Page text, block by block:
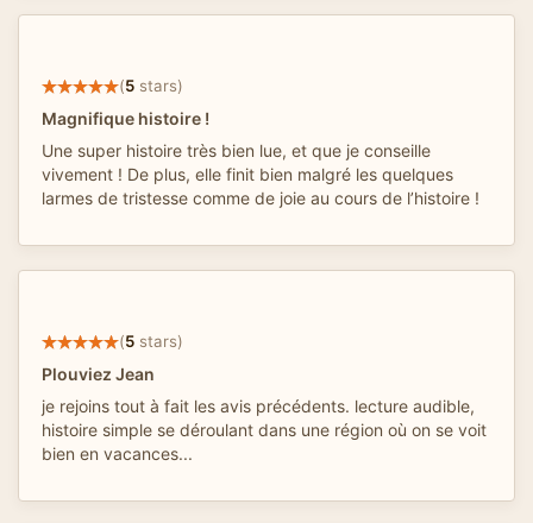
(5 stars)
Magnifique histoire !
Une super histoire très bien lue, et que je conseille
vivement ! De plus, elle finit bien malgré les quelques
larmes de tristesse comme de joie au cours de l’histoire !
(5 stars)
Plouviez Jean
je rejoins tout à fait les avis précédents. lecture audible,
histoire simple se déroulant dans une région où on se voit
bien en vacances...